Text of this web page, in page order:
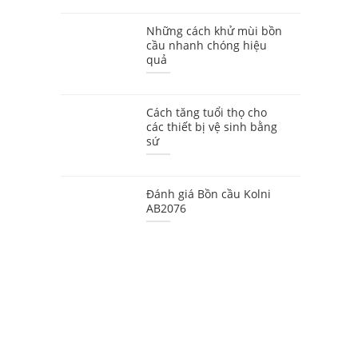
Những cách khử mùi bồn
cầu nhanh chóng hiệu
quả
Cách tăng tuổi thọ cho
các thiết bị vệ sinh bằng
sứ
Đánh giá Bồn cầu Kolni
AB2076